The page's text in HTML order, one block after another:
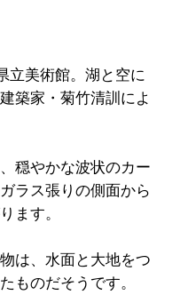
立美術館。湖と空に
築家・菊竹清訓によ
穏やかな波状のカー
ラス張りの側面から
ます。
は、水面と大地をつ
ものだそうです。